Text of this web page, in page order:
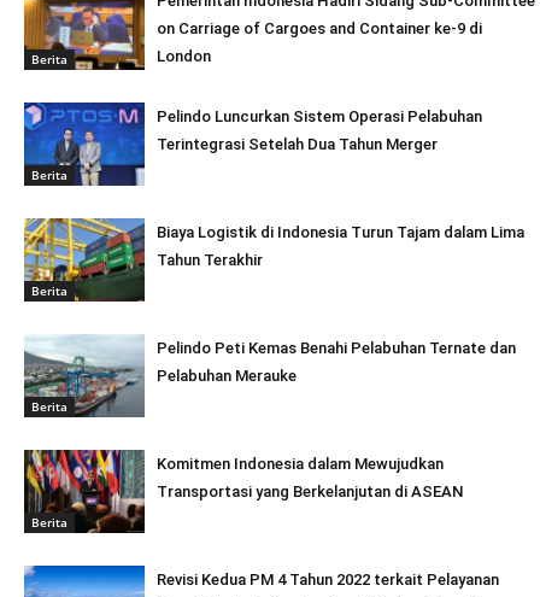
Berita
on Carriage of Cargoes and Container ke-9 di
London
Berita
Pelindo Luncurkan Sistem Operasi Pelabuhan
Terintegrasi Setelah Dua Tahun Merger
Berita
Biaya Logistik di Indonesia Turun Tajam dalam Lima
Tahun Terakhir
Berita
Pelindo Peti Kemas Benahi Pelabuhan Ternate dan
Pelabuhan Merauke
Berita
Komitmen Indonesia dalam Mewujudkan
Transportasi yang Berkelanjutan di ASEAN
Revisi Kedua PM 4 Tahun 2022 terkait Pelayanan